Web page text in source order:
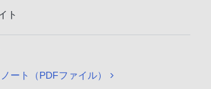
ト
ート（PDFファイル）